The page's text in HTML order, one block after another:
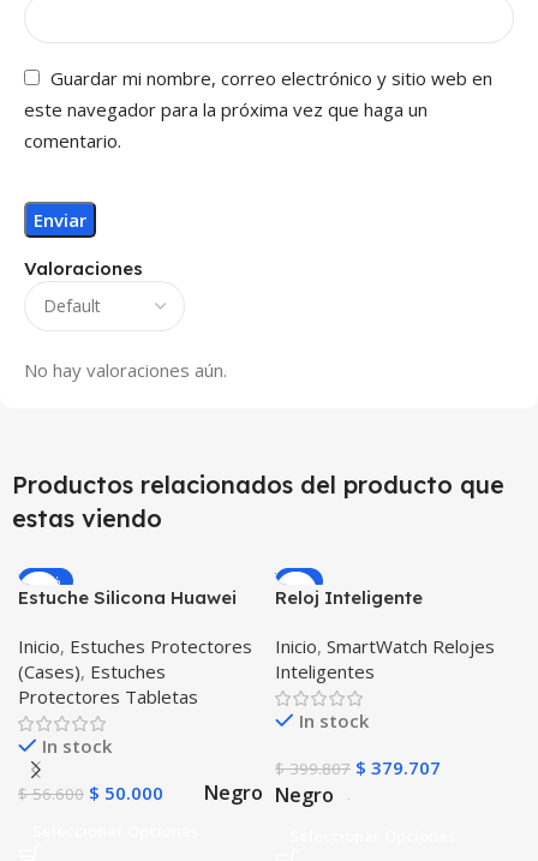
Valoraciones
No hay valoraciones aún.
Guardar mi nombre, correo electrónico y sitio web en
este navegador para la próxima vez que haga un
comentario.
Productos relacionados del producto que
estas viendo
-12%
Estuche Silicona Huawei
Inicio, Estuches Protectores
(Cases), Estuches
Protectores Tabletas
In stock
$56.600 $ 50.000 Negro
-5%
Reloj Inteligente
Incluye Pulso y Estuche
protector – GPS
Inicio, SmartWatch Relojes
Inteligentes
In stock
$399.807 $ 379.707
Negro